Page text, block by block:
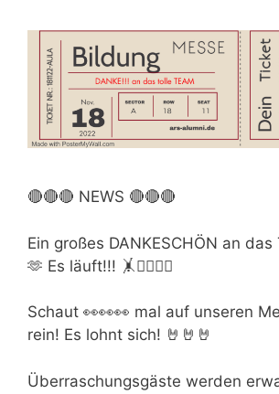
🔴🔴🔴 NEWS 🔴🔴🔴
Ein großes DANKESCHÖN an das
🫶 Es läuft!!! 🤸🤸‍♀️🤸‍♂️
Schaut 👀👀👀 mal auf unseren
rein! Es lohnt sich! 🤘🤘🤘
Überraschungsgäste werden